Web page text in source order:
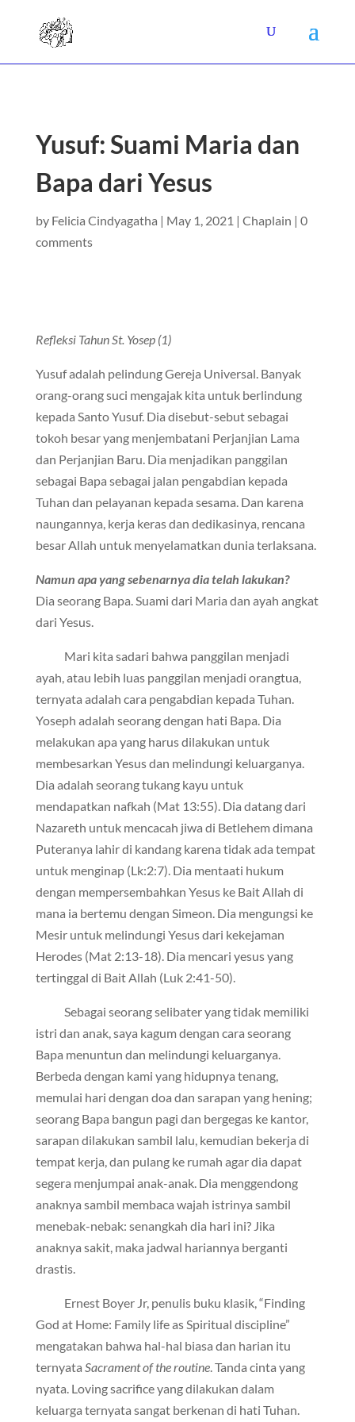
Yusuf: Suami Maria dan
Bapa dari Yesus
by Felicia Cindyagatha | May 1, 2021 | Chaplain | 0
comments
Refleksi Tahun St. Yosep (1)
Yusuf adalah pelindung Gereja Universal. Banyak
orang-orang suci mengajak kita untuk berlindung
kepada Santo Yusuf. Dia disebut-sebut sebagai
tokoh besar yang menjembatani Perjanjian Lama
dan Perjanjian Baru. Dia menjadikan panggilan
sebagai Bapa sebagai jalan pengabdian kepada
Tuhan dan pelayanan kepada sesama. Dan karena
naungannya, kerja keras dan dedikasinya, rencana
besar Allah untuk menyelamatkan dunia terlaksana.
Namun apa yang sebenarnya dia telah lakukan?
Dia seorang Bapa. Suami dari Maria dan ayah angkat
dari Yesus.
Mari kita sadari bahwa panggilan menjadi
ayah, atau lebih luas panggilan menjadi orangtua,
ternyata adalah cara pengabdian kepada Tuhan.
Yoseph adalah seorang dengan hati Bapa. Dia
melakukan apa yang harus dilakukan untuk
membesarkan Yesus dan melindungi keluarganya.
Dia adalah seorang tukang kayu untuk
mendapatkan nafkah (Mat 13:55). Dia datang dari
Nazareth untuk mencacah jiwa di Betlehem dimana
Puteranya lahir di kandang karena tidak ada tempat
untuk menginap (Lk:2:7). Dia mentaati hukum
dengan mempersembahkan Yesus ke Bait Allah di
mana ia bertemu dengan Simeon. Dia mengungsi ke
Mesir untuk melindungi Yesus dari kekejaman
Herodes (Mat 2:13-18). Dia mencari yesus yang
tertinggal di Bait Allah (Luk 2:41-50).
Sebagai seorang selibater yang tidak memiliki
istri dan anak, saya kagum dengan cara seorang
Bapa menuntun dan melindungi keluarganya.
Berbeda dengan kami yang hidupnya tenang,
memulai hari dengan doa dan sarapan yang hening;
seorang Bapa bangun pagi dan bergegas ke kantor,
sarapan dilakukan sambil lalu, kemudian bekerja di
tempat kerja, dan pulang ke rumah agar dia dapat
segera menjumpai anak-anak. Dia menggendong
anaknya sambil membaca wajah istrinya sambil
menebak-nebak: senangkah dia hari ini? Jika
anaknya sakit, maka jadwal hariannya berganti
drastis.
Ernest Boyer Jr, penulis buku klasik, “Finding
God at Home: Family life as Spiritual discipline”
mengatakan bahwa hal-hal biasa dan harian itu
ternyata Sacrament of the routine. Tanda cinta yang
nyata. Loving sacrifice yang dilakukan dalam
keluarga ternyata sangat berkenan di hati Tuhan.